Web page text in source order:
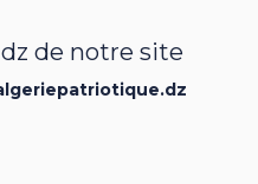
de notre site